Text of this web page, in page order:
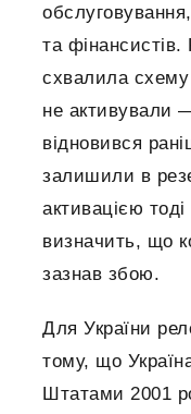
та
схвалила схему
не активували
відновився
залишили в
активацією
визначить, що
зазнав збою.
Для України
тому, що
Штатами 2001